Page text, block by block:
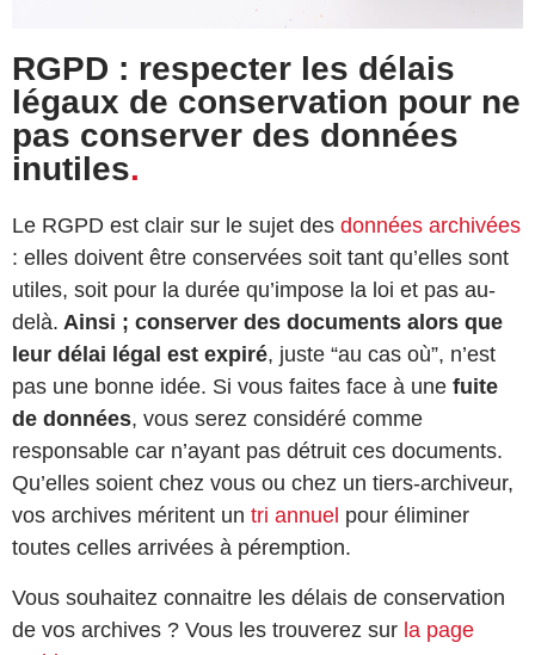
RGPD : respecter les délais
légaux de conservation pour ne
pas conserver des données
inutiles.
Le RGPD est clair sur le sujet des données archivées
: elles doivent être conservées soit tant qu’elles sont
utiles, soit pour la durée qu’impose la loi et pas au-
delà. Ainsi ; conserver des documents alors que
leur délai légal est expiré, juste “au cas où”, n’est
pas une bonne idée. Si vous faites face à une fuite
de données, vous serez considéré comme
responsable car n’ayant pas détruit ces documents.
Qu’elles soient chez vous ou chez un tiers-archiveur,
vos archives méritent un tri annuel pour éliminer
toutes celles arrivées à péremption.
Vous souhaitez connaitre les délais de conservation
de vos archives ? Vous les trouverez sur la page